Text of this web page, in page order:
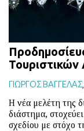
ΓΙΩΡΓΟΣ ΒΑΓΓΕΛΑΣ
Η νέα μελέτη της
διάστημα,
σχεδίου με στόχο